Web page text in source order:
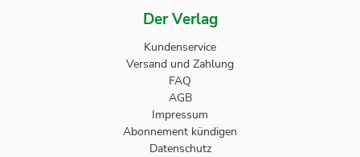
Der Verlag
Kundenservice
Versand und Zahlung
FAQ
AGB
Impressum
Abonnement kündigen
Datenschutz